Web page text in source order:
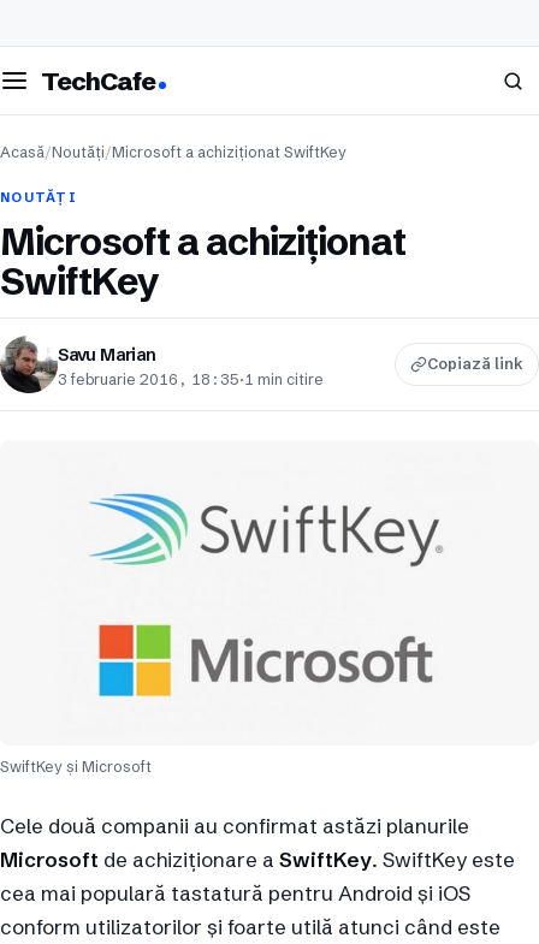
meniul
TechCafe Caută
Acasă/Noutăți/Microsoft a achiziționat SwiftKey
NOUTĂȚI
Microsoft a achiziționat
SwiftKey
Savu Marian
3 februarie 2016, 18:35·1 min citire
Copiază link
SwiftKey și Microsoft
Cele două companii au confirmat astăzi planurile
Microsoft de achiziționare a SwiftKey. SwiftKey este
cea mai populară tastatură pentru Android și iOS
conform utilizatorilor și foarte utilă atunci când este